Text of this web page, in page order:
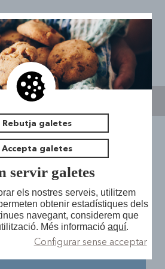
Jove
|
SUC A LA
Rebutja galetes
Accepta galetes
servir galetes
els nostres serveis, utilitzem
obtenir estadístiques dels
navegant, considerem que
Més informacióaquí.
Configurar sense acceptar